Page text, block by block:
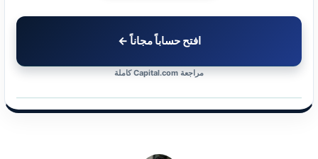
افتح حساباً مجاناً ←
مراجعة Capital.com كاملة